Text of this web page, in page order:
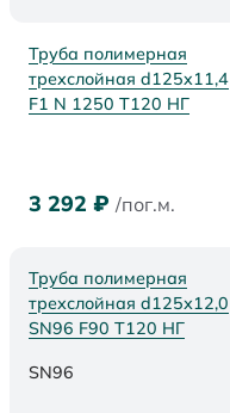
Труба полимерная
трехслойная d125x11,4
F1 N 1250 Т120 НГ
3 292 ₽ /пог.м.
Труба полимерная
трехслойная d125х12,0
SN96 F90 Т120 НГ
SN96